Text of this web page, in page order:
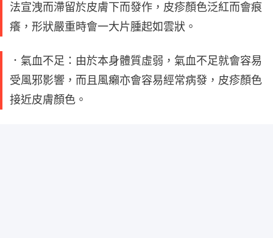
法宣洩而滯留於皮膚下而發作，皮疹顏色泛紅而會痕
癢，形狀嚴重時會一大片腫起如雲狀。
．氣血不足：由於本身體質虛弱，氣血不足就會容易
受風邪影響，而且風癩亦會容易經常病發，皮疹顏色
接近皮膚顏色。